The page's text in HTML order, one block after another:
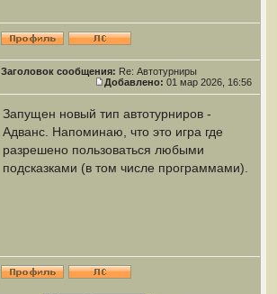
Заголовок сообщения: Re: Автотурниры
Добавлено: 01 мар 2026, 16:56
Запущен новый тип автотурниров -
Адванс. Напоминаю, что это игра где
разрешено пользоваться любыми
подсказками (в том числе программами).